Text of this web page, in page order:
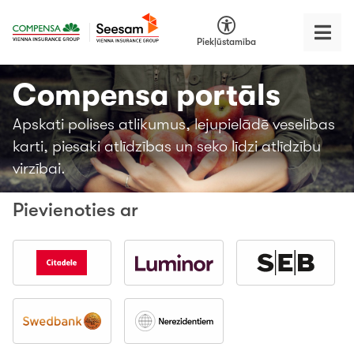
Piekļūstamība
Compensa portāls
Apskati polises atlikumus, lejupielādē veselības
karti, piesaki atlīdzības un seko līdzi atlīdzību
virzībai.
Pievienoties ar